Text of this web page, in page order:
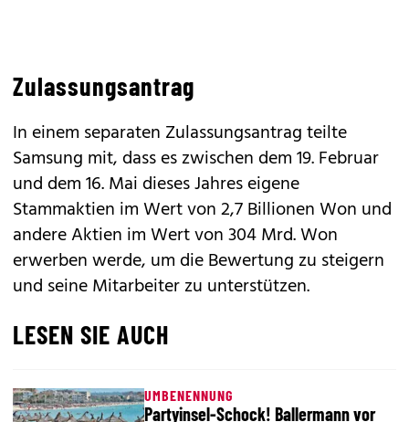
Zulassungsantrag
In einem separaten Zulassungsantrag teilte
Samsung mit, dass es zwischen dem 19. Februar
und dem 16. Mai dieses Jahres eigene
Stammaktien im Wert von 2,7 Billionen Won und
andere Aktien im Wert von 304 Mrd. Won
erwerben werde, um die Bewertung zu steigern
und seine Mitarbeiter zu unterstützen.
LESEN SIE AUCH
UMBENENNUNG
Partyinsel-Schock! Ballermann vor